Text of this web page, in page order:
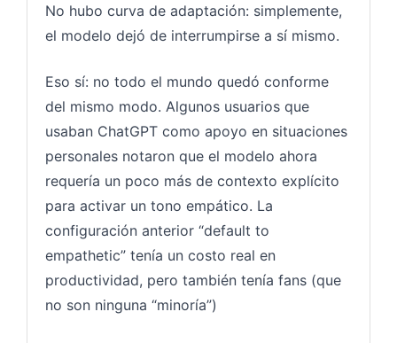
No hubo curva de adaptación: simplemente,
el modelo dejó de interrumpirse a sí mismo.
Eso sí: no todo el mundo quedó conforme
del mismo modo. Algunos usuarios que
usaban ChatGPT como apoyo en situaciones
personales notaron que el modelo ahora
requería un poco más de contexto explícito
para activar un tono empático. La
configuración anterior “default to
empathetic” tenía un costo real en
productividad, pero también tenía fans (que
no son ninguna “minoría”)